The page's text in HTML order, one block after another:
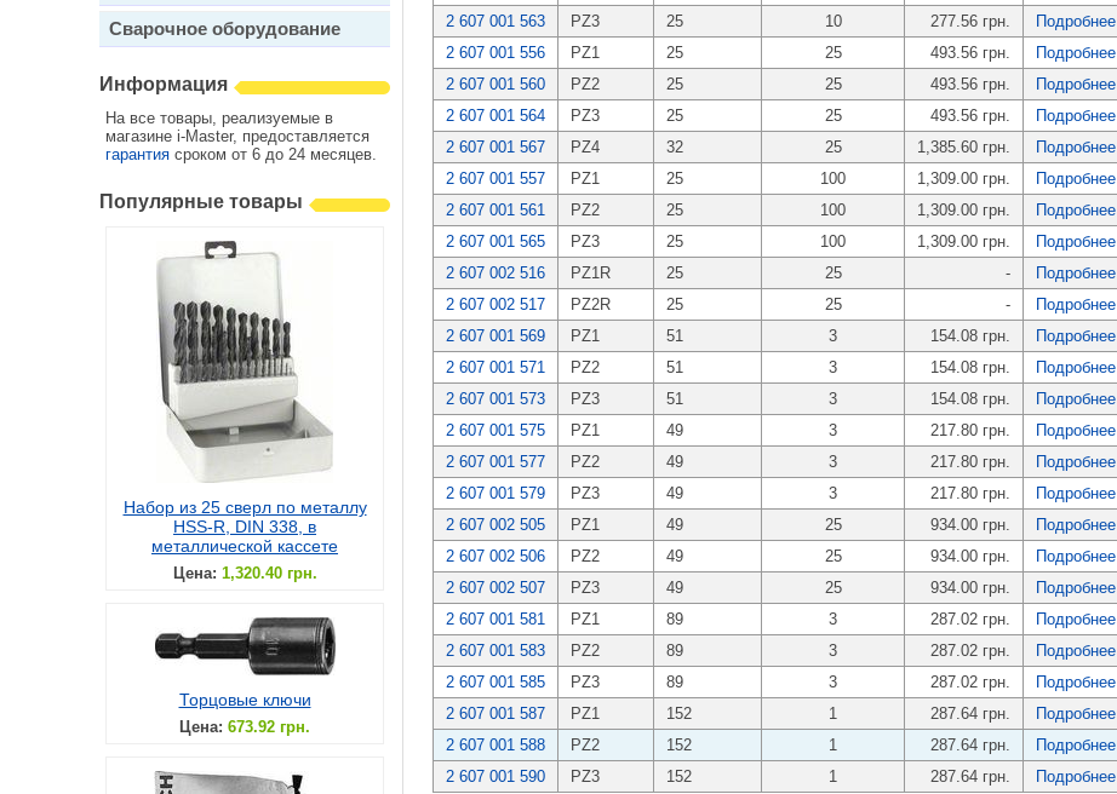
Сварочное оборудование
Информация
На все товары, реализуемые в
магазине i-Master, предоставляется
гарантия сроком от 6 до 24 месяцев.
Популярные товары
Набор из 25 сверл по металлу
HSS-R, DIN 338, в
металлической кассете
Цена: 1,320.40 грн.
Торцовые ключи
Цена: 673.92 грн.
2 607 001 563
PZ3 25 10 277.56 грн.
Подробнее
2 607 001 556
PZ1 25 25 493.56 грн.
Подробнее
2 607 001 560
PZ2 25 25 493.56 грн.
Подробнее
2 607 001 564
PZ3 25 25 493.56 грн.
Подробнее
2 607 001 567
PZ4 32 25 1,385.60 грн.
Подробнее
2 607 001 557
PZ1 25 100 1,309.00 грн.
Подробнее
2 607 001 561
PZ2 25 100 1,309.00 грн.
Подробнее
2 607 001 565
PZ3 25 100 1,309.00 грн.
Подробнее
2 607 002 516
PZ1R 25 25 -
Подробнее
2 607 002 517
PZ2R 25 25 -
Подробнее
2 607 001 569
PZ1 51 3 154.08 грн.
Подробнее
2 607 001 571
PZ2 51 3 154.08 грн.
Подробнее
2 607 001 573
PZ3 51 3 154.08 грн.
Подробнее
2 607 001 575
PZ1 49 3 217.80 грн.
Подробнее
2 607 001 577
PZ2 49 3 217.80 грн.
Подробнее
2 607 001 579
PZ3 49 3 217.80 грн.
Подробнее
2 607 002 505
PZ1 49 25 934.00 грн.
Подробнее
2 607 002 506
PZ2 49 25 934.00 грн.
Подробнее
2 607 002 507
PZ3 49 25 934.00 грн.
Подробнее
2 607 001 581
PZ1 89 3 287.02 грн.
Подробнее
2 607 001 583
PZ2 89 3 287.02 грн.
Подробнее
2 607 001 585
PZ3 89 3 287.02 грн.
Подробнее
2 607 001 587
PZ1 152 1 287.64 грн.
Подробнее
2 607 001 588
PZ2 152 1 287.64 грн.
Подробнее
2 607 001 590
PZ3 152 1 287.64 грн. Подробнее